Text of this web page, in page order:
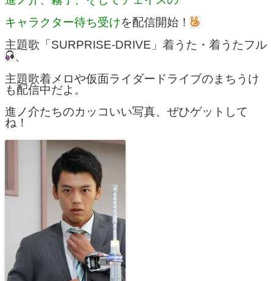
キャラクター待ち受けを配信開始！
主題歌「SURPRISE-DRIVE」着うた・着うたフル
、
主題歌着メロや仮面ライダードライブのまちうけ
も配信中だよ。
進ノ介たちのカッコいい写真、ぜひゲットして
ね！